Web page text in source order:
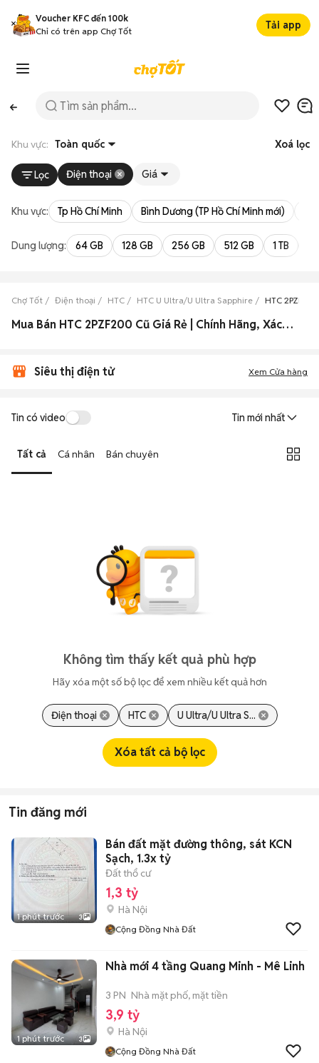
Voucher KFC đến 100k
Chỉ có trên app Chợ Tốt
Tải app
Khu vực: Toàn quốc Xoá lọc
Lọc Điện thoại Giá
Khu vực: Tp Hồ Chí Minh Bình Dương (TP Hồ Chí Minh mới)
Dung lượng: 64 GB 128 GB 256 GB 512 GB 1 TB
Chợ Tốt Điện thoại HTC HTC U Ultra/U Ultra Sapphire HTC
Mua Bán HTC 2PZF200 Cũ Giá Rẻ | Chính Hãng, Xách Tay 2026
Siêu thị điện tử Xem Cửa hàng
Tin có video Tin mới nhất
Tất cả Cá nhân Bán chuyên
Không tìm thấy kết quả phù hợp
Hãy xóa một số bộ lọc để xem nhiều kết quả hơn
Điện thoại HTC U Ultra/U Ultra S...
Xóa tất cả bộ lọc
Tin đăng mới
1 phút trước 3
Bán đất mặt đường thông, sát KCN
Sạch, 1.3x tỷ
Đất thổ cư
1,3 tỷ
Hà Nội
Cộng Đồng Nhà Đất
1 phút trước 3
Nhà mới 4 tầng Quang Minh - Mê Linh
3 PN Nhà mặt phố, mặt tiền
3,9 tỷ
Hà Nội
Cộng Đồng Nhà Đất